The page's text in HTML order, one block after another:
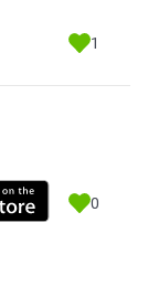
1
0